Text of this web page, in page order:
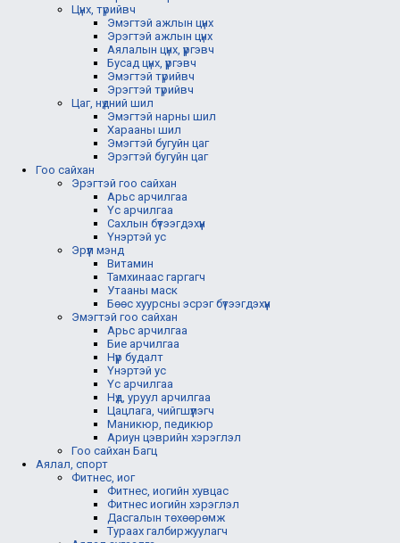
Цүнх, түрийвч
Эмэгтэй ажлын цүнх
Эрэгтэй ажлын цүнх
Аялалын цүнх, үүргэвч
Бусад цүнх, үүргэвч
Эмэгтэй түрийвч
Эрэгтэй түрийвч
Цаг, нүдний шил
Эмэгтэй нарны шил
Харааны шил
Эмэгтэй бугуйн цаг
Эрэгтэй бугуйн цаг
Гоо сайхан
Эрэгтэй гоо сайхан
Арьс арчилгаа
Үс арчилгаа
Сахлын бүтээгдэхүүн
Үнэртэй ус
Эрүүл мэнд
Витамин
Тамхинаас гаргагч
Утааны маск
Бөөс хуурсны эсрэг бүтээгдэхүүн
Эмэгтэй гоо сайхан
Арьс арчилгаа
Бие арчилгаа
Нүүр будалт
Үнэртэй ус
Үс арчилгаа
Нүд, уруул арчилгаа
Цацлага, чийгшүүлэгч
Маникюр, педикюр
Ариун цэврийн хэрэглэл
Гоо сайхан Багц
Аялал, спорт
Фитнес, иог
Фитнес, иогийн хувцас
Фитнес иогийн хэрэглэл
Дасгалын төхөөрөмж
Тураах галбиржуулагч